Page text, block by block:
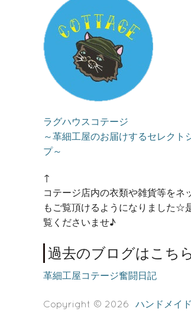
ラグハウスコテージ
～革細工屋のお届けするセレクト
プ～
↑
コテージ店内の衣類や雑貨等をネ
もご覧頂けるようになりました☆
覧くださいませ♪
過去のブログはこち
革細工屋コテージ奮闘日記
Copyright © 2026 ハンドメイ